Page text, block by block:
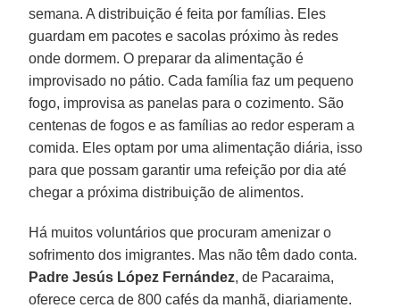
semana. A distribuição é feita por famílias. Eles
guardam em pacotes e sacolas próximo às redes
onde dormem. O preparar da alimentação é
improvisado no pátio. Cada família faz um pequeno
fogo, improvisa as panelas para o cozimento. São
centenas de fogos e as famílias ao redor esperam a
comida. Eles optam por uma alimentação diária, isso
para que possam garantir uma refeição por dia até
chegar a próxima distribuição de alimentos.
Há muitos voluntários que procuram amenizar o
sofrimento dos imigrantes. Mas não têm dado conta.
Padre Jesús López Fernández, de Pacaraima,
oferece cerca de 800 cafés da manhã, diariamente.